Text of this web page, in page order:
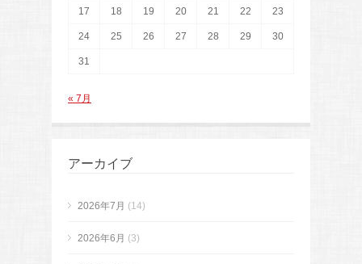
17 18 19 20 21 22 23
24 25 26 27 28 29 30
31
« 7月
アーカイブ
2026年7月 (14)
2026年6月 (3)